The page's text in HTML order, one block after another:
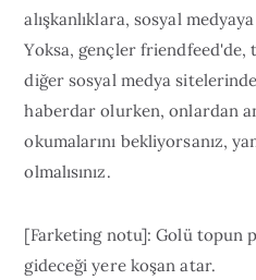
alışkanlıklara, sosyal
Yoksa, gençler
diğer sosyal medya
haberdar olurken, onlardan
okumalarını bekliyorsanız,
olmalısınız.
[Farketing notu]: Golü topun
gideceği yere koşan atar.